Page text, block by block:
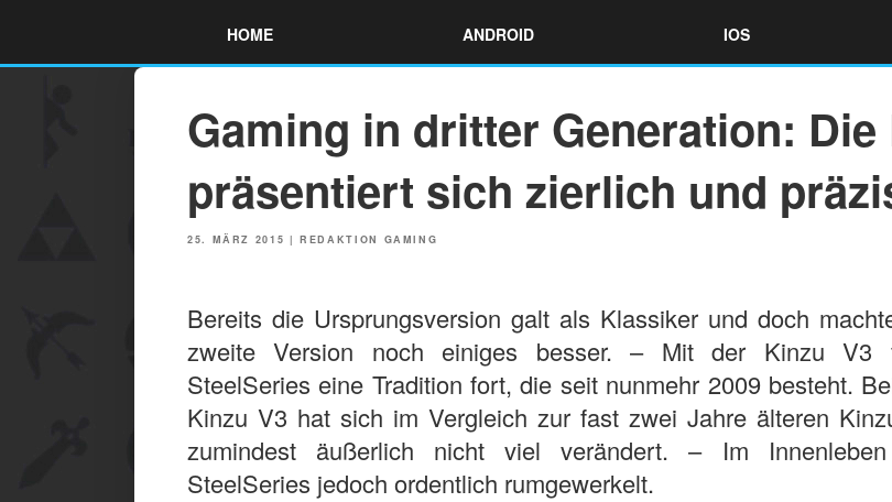
content
HOME ANDROID IOS
Gaming in dritter Generation: Die
präsentiert sich zierlich und
POSTED
25. MÄRZ 2015 |REDAKTION GAMING
Bereits die Ursprungsversion galt als Klassiker und doch
zweite Version noch einiges besser. – Mit der Kinzu V3
SteelSeries eine Tradition fort, die seit nunmehr 2009 besteht.
Kinzu V3 hat sich im Vergleich zur fast zwei Jahre älteren
zumindest äußerlich nicht viel verändert. – Im
SteelSeries jedoch ordentlich rumgewerkelt.